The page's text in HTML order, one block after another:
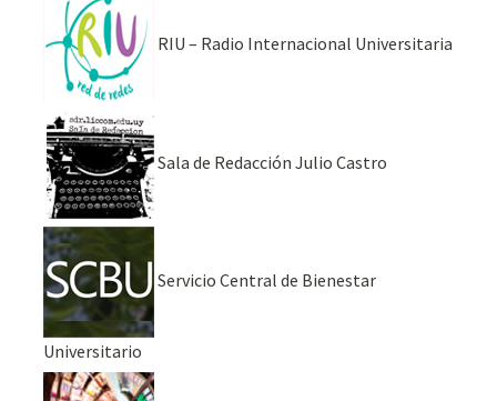
RIU – Radio Internacional Universitaria
Sala de Redacción Julio Castro
Servicio Central de Bienestar
Universitario